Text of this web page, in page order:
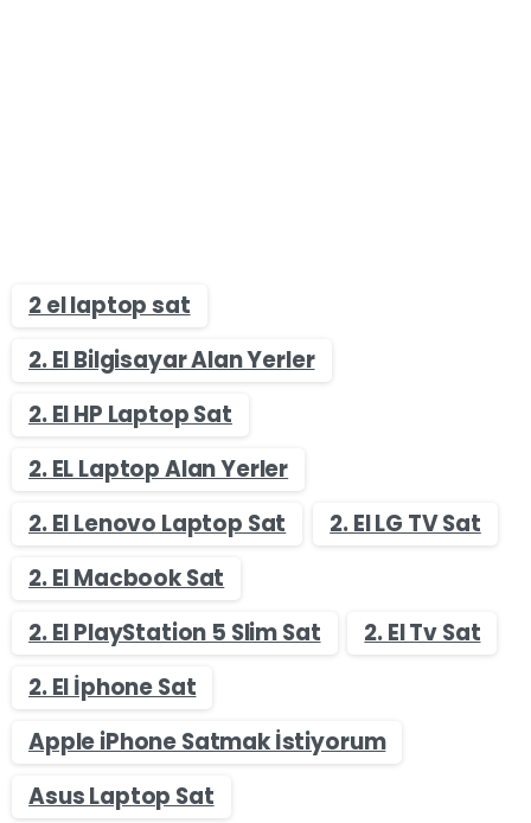
2 el laptop sat
2. El Bilgisayar Alan Yerler
2. El HP Laptop Sat
2. EL Laptop Alan Yerler
2. El Lenovo Laptop Sat
2. El LG TV Sat
2. El Macbook Sat
2. El PlayStation 5 Slim Sat
2. El Tv Sat
2. El İphone Sat
Apple iPhone Satmak İstiyorum
Asus Laptop Sat